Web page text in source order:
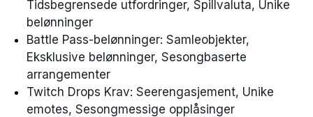
Tidsbegrensede utfordringer, Spillvaluta, Unike
belønninger
Battle Pass-belønninger: Samleobjekter,
Eksklusive belønninger, Sesongbaserte
arrangementer
Twitch Drops Krav: Seerengasjement, Unike
emotes, Sesongmessige opplåsinger